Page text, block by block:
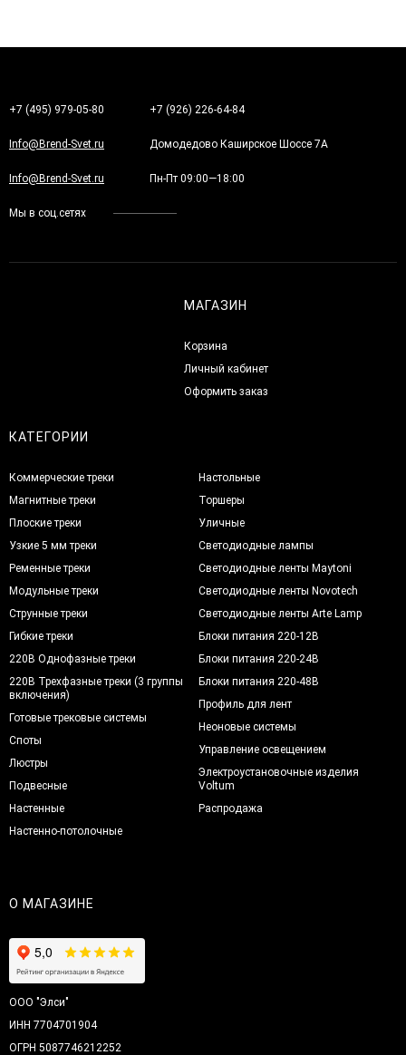
+7 (495) 979-05-80 +7 (926) 226-64-84
Info@Brend-Svet.ru Домодедово Каширское Шоссе 7А
Info@Brend-Svet.ru Пн-Пт 09:00—18:00
Мы в соц.сетях
МАГАЗИН
Корзина
Личный кабинет
Оформить заказ
КАТЕГОРИИ
Коммерческие треки
Магнитные треки
Плоские треки
Узкие 5 мм треки
Ременные треки
Модульные треки
Струнные треки
Гибкие треки
220В Однофазные треки
220В Трехфазные треки (3 группы
включения)
Готовые трековые системы
Споты
Люстры
Подвесные
Настенные
Настенно-потолочные
Настольные
Торшеры
Уличные
Светодиодные лампы
Светодиодные ленты Maytoni
Светодиодные ленты Novotech
Светодиодные ленты Arte Lamp
Блоки питания 220-12В
Блоки питания 220-24В
Блоки питания 220-48В
Профиль для лент
Неоновые системы
Управление освещением
Электроустановочные изделия
Voltum
Распродажа
О МАГАЗИНЕ
ООО "Элси"
ИНН 7704701904
ОГРН 5087746212252